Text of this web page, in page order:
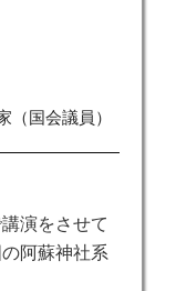
演をさせて
阿蘇神社系